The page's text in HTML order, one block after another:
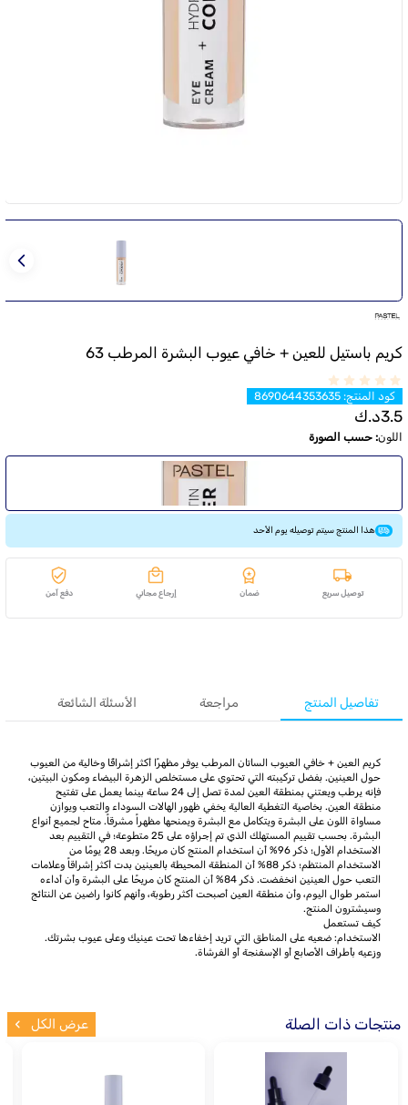
كريم باستيل للعين + خافي عيوب البشرة المرطب 63
كود المنتج:
8690644353635
3.5د.ك
اللون: حسب الصورة
هذا المنتج سيتم توصيله يوم الأحد
توصيل سريع ضمان إرجاع مجاني دفع آمن
تفاصيل المنتج مراجعة الأسئلة الشائعة
كريم العين + خافي العيوب الساتان المرطب يوفر مظهرًا أكثر إشراقًا وخالية من العيوب
حول العينين. بفضل تركيبته التي تحتوي على مستخلص الزهرة البيضاء ومكون البيتين،
فإنه يرطب ويعتني بمنطقة العين لمدة تصل إلى 24 ساعة بينما يعمل على تفتيح
منطقة العين. بخاصية التغطية العالية يخفي ظهور الهالات السوداء والتعب ويوازن
مساواة اللون على البشرة ويتكامل مع البشرة ويمنحها مظهراً مشرقاً. متاح لجميع أنواع
البشرة. بحسب تقييم المستهلك الذي تم إجراؤه على 25 متطوعة؛ في التقييم بعد
الاستخدام الأول؛ ذكر 96% أن استخدام المنتج كان مريحًا. وبعد 28 يومًا من
الاستخدام المنتظم؛ ذكر 88% أن المنطقة المحيطة بالعينين بدت أكثر إشراقاً وعلامات
التعب حول العينين انخفضت. ذكر 84% أن المنتج كان مريحًا على البشرة وأن أداءه
استمر طوال اليوم، وأن منطقة العين أصبحت أكثر رطوبة، وأنهم كانوا راضين عن النتائج
وسيشترون المنتج.
كيف تستعمل
الاستخدام: ضعيه على المناطق التي تريد إخفاءها تحت عينيك وعلى عيوب بشرتك.
وزعيه بأطراف الأصابع أو الإسفنجة أو الفرشاة.
منتجات ذات الصلة عرض الكل